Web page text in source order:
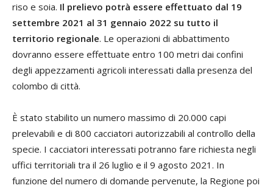
riso e soia. Il prelievo potrà essere effettuato dal 19
settembre 2021 al 31 gennaio 2022 su tutto il
territorio regionale. Le operazioni di abbattimento
dovranno essere effettuate entro 100 metri dai confini
degli appezzamenti agricoli interessati dalla presenza del
colombo di città.
È stato stabilito un numero massimo di 20.000 capi
prelevabili e di 800 cacciatori autorizzabili al controllo della
specie. I cacciatori interessati potranno fare richiesta negli
uffici territoriali tra il 26 luglio e il 9 agosto 2021. In
funzione del numero di domande pervenute, la Regione poi